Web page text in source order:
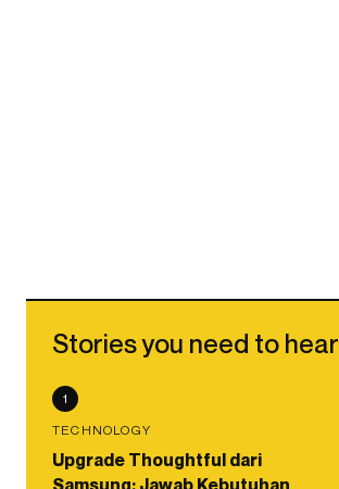
Stories you need to hear
1
TECHNOLOGY
Upgrade Thoughtful dari
Samsung: Jawab Kebutuhan